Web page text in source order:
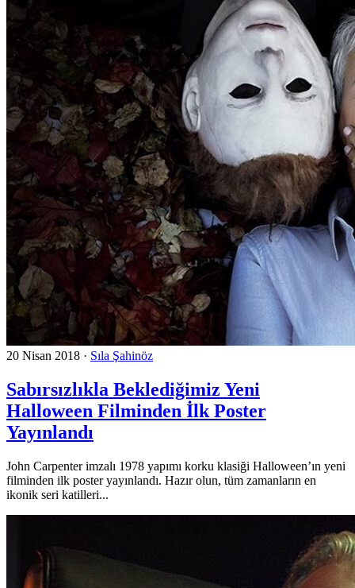
20 Nisan 2018 · Sıla Şahinöz
Sabırsızlıkla Beklediğimiz Yeni
Halloween Filminden İlk Poster
Yayınlandı
John Carpenter imzalı 1978 yapımı korku klasiği Halloween’ın yeni
filminden ilk poster yayınlandı. Hazır olun, tüm zamanların en
ikonik seri katilleri...